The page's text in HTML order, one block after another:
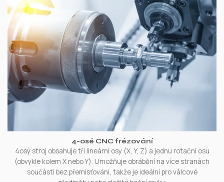
4-osé CNC frézování
4osý stroj obsahuje tři lineární osy (X, Y, Z) a jednu rotační osu
(obvykle kolem X nebo Y). Umožňuje obrábění na více stranách
součásti bez přemísťování, takže je ideální pro válcové